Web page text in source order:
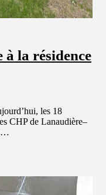
la résidence
les 18
CHP de Lanaudière–